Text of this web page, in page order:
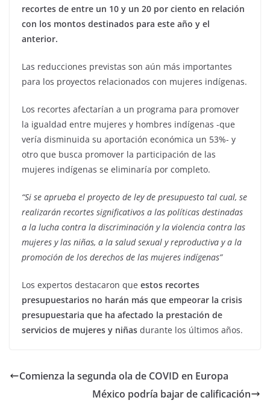
recortes de entre un 10 y un 20 por ciento en relación
con los montos destinados para este año y el
anterior.
Las reducciones previstas son aún más importantes
para los proyectos relacionados con mujeres indígenas.
Los recortes afectarían a un programa para promover
la igualdad entre mujeres y hombres indígenas -que
vería disminuida su aportación económica un 53%- y
otro que busca promover la participación de las
mujeres indígenas se eliminaría por completo.
“Si se aprueba el proyecto de ley de presupuesto tal cual, se
realizarán recortes significativos a las políticas destinadas
a la lucha contra la discriminación y la violencia contra las
mujeres y las niñas, a la salud sexual y reproductiva y a la
promoción de los derechos de las mujeres indígenas”
Los expertos destacaron que estos recortes
presupuestarios no harán más que empeorar la crisis
presupuestaria que ha afectado la prestación de
servicios de mujeres y niñas durante los últimos años.
Comienza la segunda ola de COVID en Europa
México podría bajar de calificación